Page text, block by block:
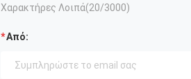
Χαρακτήρες Λοιπά(20/3000)
Από: